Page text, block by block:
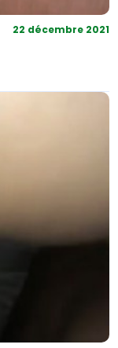
22 décembre 2021